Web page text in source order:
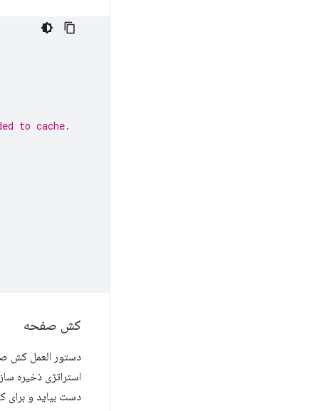
to cache.
کش صفحه
استراتژی ذخیره
دست بیاید و